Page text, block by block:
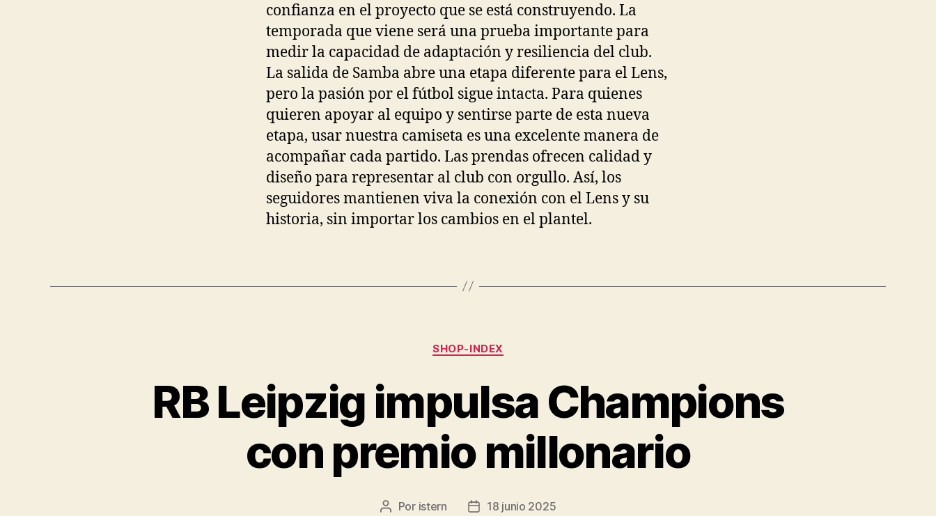
confianza en el proyecto que se está construyendo. La
temporada que viene será una prueba importante para
medir la capacidad de adaptación y resiliencia del club.
La salida de Samba abre una etapa diferente para el Lens,
pero la pasión por el fútbol sigue intacta. Para quienes
quieren apoyar al equipo y sentirse parte de esta nueva
etapa, usar nuestra camiseta es una excelente manera de
acompañar cada partido. Las prendas ofrecen calidad y
diseño para representar al club con orgullo. Así, los
seguidores mantienen viva la conexión con el Lens y su
historia, sin importar los cambios en el plantel.
Categorías
SHOP-INDEX
RB Leipzig impulsa Champions
con premio millonario
Autor
Por istern
Fecha18 junio 2025